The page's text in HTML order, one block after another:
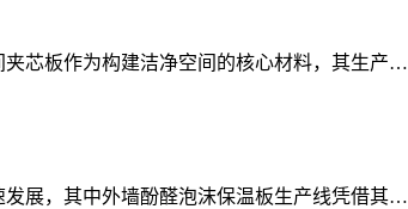
芯板作为构建洁净空间的核心材料，其生产…
展，其中外墙酚醛泡沫保温板生产线凭借其…